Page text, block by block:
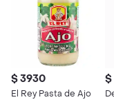
$ 3930
El Rey Pasta de Ajo
$